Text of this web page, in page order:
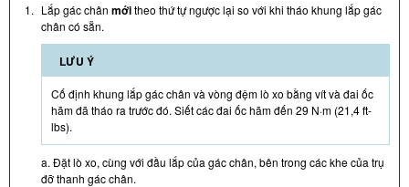
1. Lắp gác chân mớitheo thứ tự ngược lại so với khi tháo khung lắp gác
chân có sẵn.
LƯU Ý
Cố định khung lắp gác chân và vòng đệm lò xo bằng vít và đai ốc
hãm đã tháo ra trước đó. Siết các đai ốc hãm đến 29 N·m (21,4 ft-
lbs).
a. Đặt lò xo, cùng với đầu lắp của gác chân, bên trong các khe của trụ
đỡ thanh gác chân.